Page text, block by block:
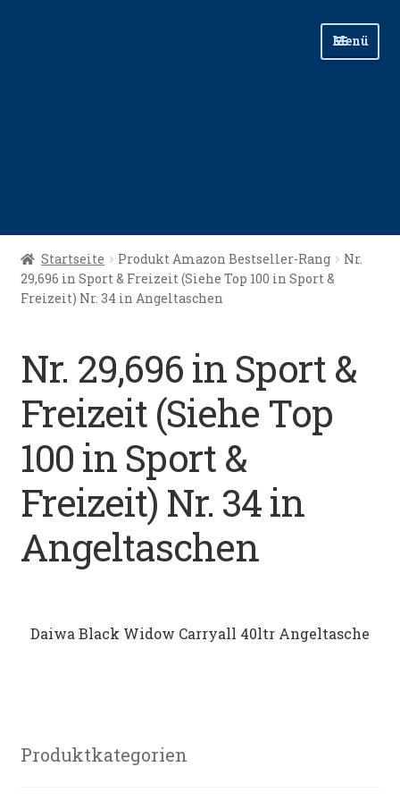
Menü
Start
Angellinks
Angelvideos
Datenschutz
Impressum
Kontakt
Shop
Startseite Produkt Amazon Bestseller-Rang
Nr.
29,696 in Sport & Freizeit (Siehe Top 100 in Sport &
Freizeit) Nr. 34 in Angeltaschen
Nr. 29,696 in Sport &
Freizeit (Siehe Top
100 in Sport &
Freizeit) Nr. 34 in
Angeltaschen
Daiwa Black Widow Carryall 40ltr Angeltasche
Produktkategorien